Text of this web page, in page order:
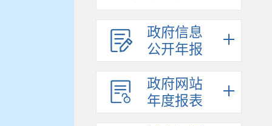
政府信息
公开年报
政府网站
年度报表